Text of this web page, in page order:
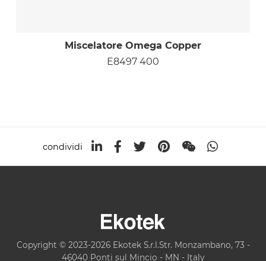
Miscelatore Omega Copper
E8497 400
condividi
Copyright © 2023-2026 Ekotek S.r.l.Str. Monzambano, 73 -
46040 Ponti sul Mincio - MN - Italy